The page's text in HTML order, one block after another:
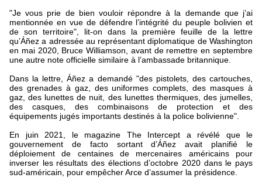
"Je vous prie de bien vouloir répondre à la demande que j’ai
mentionnée en vue de défendre l’intégrité du peuple bolivien et
de son territoire", lit-on dans la première feuille de la lettre
qu’Áñez a adressée au représentant diplomatique de Washington
en mai 2020, Bruce Williamson, avant de remettre en septembre
une autre note officielle similaire à l’ambassade britannique.
Dans la lettre, Áñez a demandé "des pistolets, des cartouches,
des grenades à gaz, des uniformes complets, des masques à
gaz, des lunettes de nuit, des lunettes thermiques, des jumelles,
des casques, des combinaisons de protection et des
équipements jugés importants destinés à la police bolivienne".
En juin 2021, le magazine The Intercept a révélé que le
gouvernement de facto sortant d’Áñez avait planifié le
déploiement de centaines de mercenaires américains pour
inverser les résultats des élections d’octobre 2020 dans le pays
sud-américain, pour empêcher Arce d’assumer la présidence.